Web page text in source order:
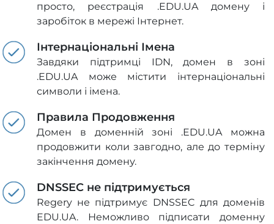
просто, реєстрація .EDU.UA домену і
заробіток в мережі Інтернет.
Інтернаціональні Імена
Завдяки підтримці IDN, домен в зоні
.EDU.UA може містити інтернаціональні
символи і імена.
Правила Продовження
Домен в доменній зоні .EDU.UA можна
продовжити коли завгодно, але до терміну
закінчення домену.
DNSSEC не підтримується
Regery не підтримує DNSSEC для доменів
EDU.UA. Неможливо підписати доменну